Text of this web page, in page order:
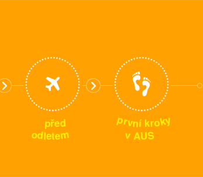
před
odletem
první kroky
v AUS